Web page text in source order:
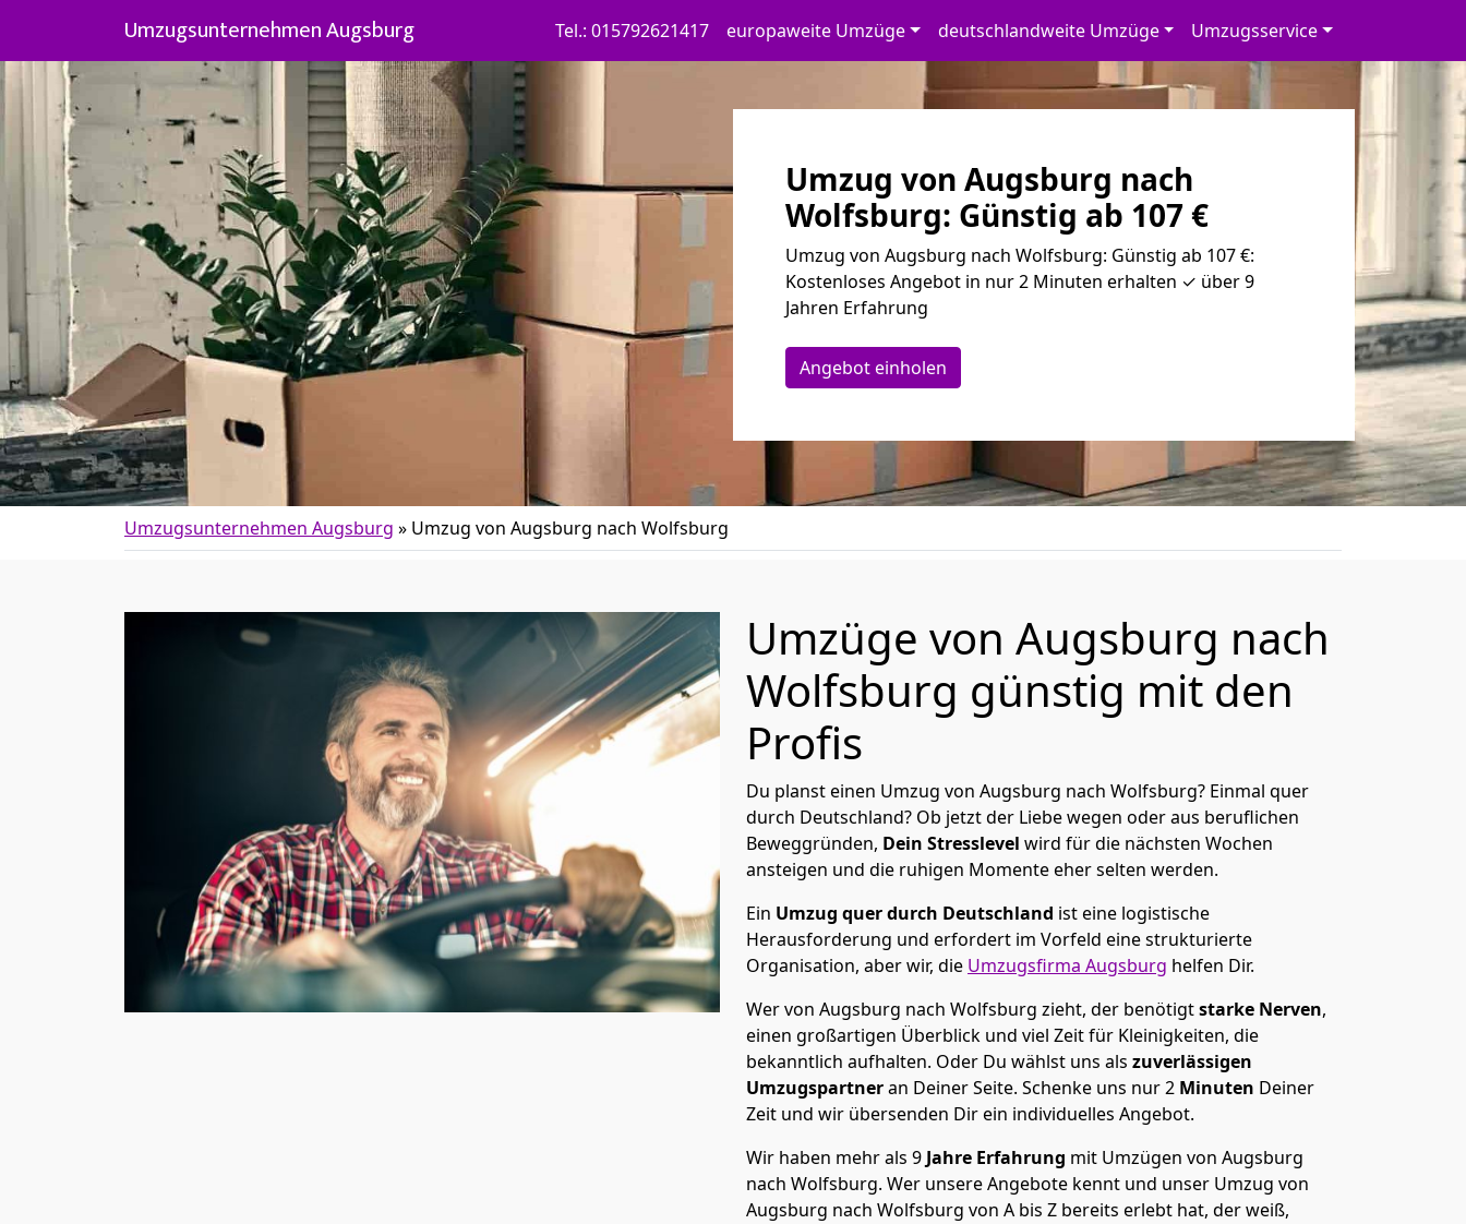
Umzugsunternehmen Augsburg Tel.: 015792621417 europaweite Umzüge deutschlandweite Umzüge Umzugsservice
Umzug von Augsburg nach
Wolfsburg: Günstig ab 107 €
Umzug von Augsburg nach Wolfsburg: Günstig ab 107 €:
Kostenloses Angebot in nur 2 Minuten erhalten ✓ über 9
Jahren Erfahrung
Angebot einholen
Umzugsunternehmen Augsburg » Umzug von Augsburg nach Wolfsburg
Umzüge von Augsburg nach
Wolfsburg günstig mit den
Profis
Du planst einen Umzug von Augsburg nach Wolfsburg? Einmal quer
durch Deutschland? Ob jetzt der Liebe wegen oder aus beruflichen
Beweggründen, Dein Stresslevel wird für die nächsten Wochen
ansteigen und die ruhigen Momente eher selten werden.
Ein Umzug quer durch Deutschland ist eine logistische
Herausforderung und erfordert im Vorfeld eine strukturierte
Organisation, aber wir, die Umzugsfirma Augsburg helfen Dir.
Wer von Augsburg nach Wolfsburg zieht, der benötigtstarke Nerven,
einen großartigen Überblick und viel Zeit für Kleinigkeiten, die
bekanntlich aufhalten. Oder Du wählst uns als zuverlässigen
Umzugspartneran Deiner Seite. Schenke uns nur2 Minuten Deiner
Zeit und wir übersenden Dir ein individuelles Angebot.
Wir haben mehr als 9 Jahre Erfahrung mit Umzügen von Augsburg
nach Wolfsburg. Wer unsere Angebote kennt und unser Umzug von
Augsburg nach Wolfsburg von A bis Z bereits erlebt hat, der weiß,